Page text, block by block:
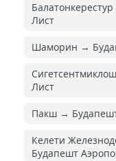
Лист
Шаморин →
Лист
Пакш →
Келети
Будапешт